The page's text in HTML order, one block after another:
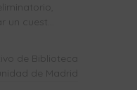
un cuest...
de Biblioteca
de Madrid